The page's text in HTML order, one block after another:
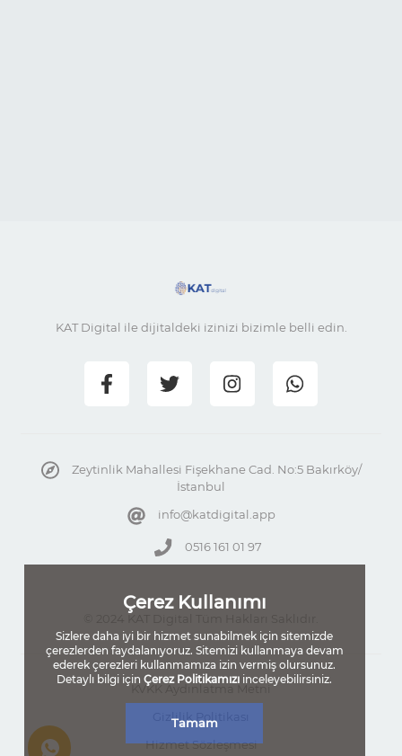
KAT Digital ile dijitaldeki izinizi bizimle belli edin.
Zeytinlik Mahallesi Fişekhane Cad. No:5 Bakırköy/
İstanbul
info@katdigital.app
0516 161 01 97
KVKK Aydınlatma Metni
Gizlilik Politikası
Hizmet Sözleşmesi
Çerez Kullanımı
Sizlere daha iyi bir hizmet sunabilmek için sitemizde
çerezlerden faydalanıyoruz. Sitemizi kullanmaya devam
ederek çerezleri kullanmamıza izin vermiş olursunuz.
Detaylı bilgi içinÇerez Politikamızı inceleyebilirsiniz.
Tamam